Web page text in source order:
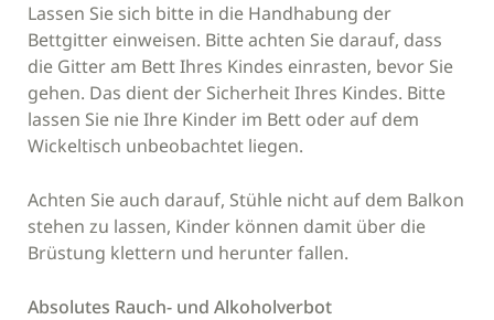
Lassen Sie sich bitte in die Handhabung der
Bettgitter einweisen. Bitte achten Sie darauf, dass
die Gitter am Bett Ihres Kindes einrasten, bevor Sie
gehen. Das dient der Sicherheit Ihres Kindes. Bitte
lassen Sie nie Ihre Kinder im Bett oder auf dem
Wickeltisch unbeobachtet liegen.
Achten Sie auch darauf, Stühle nicht auf dem Balkon
stehen zu lassen, Kinder können damit über die
Brüstung klettern und herunter fallen.
Absolutes Rauch- und Alkoholverbot